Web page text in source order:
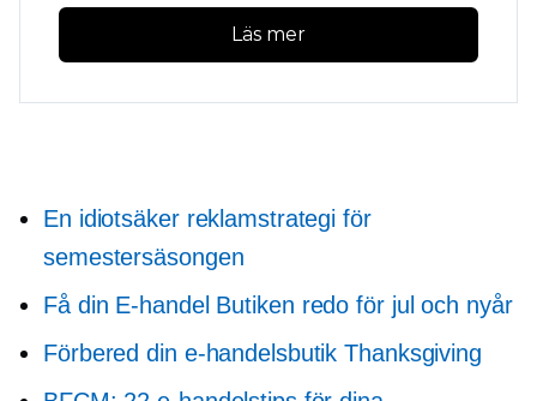
Läs mer
En idiotsäker reklamstrategi för
semestersäsongen
Få din E-handelButiken redo för jul och nyår
Förbered din e-handelsbutik Thanksgiving